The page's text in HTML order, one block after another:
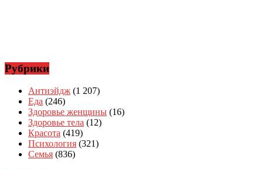
Рубрики
Антиэйдж (1 207)
Еда (246)
Здоровье женщины (16)
Здоровье тела (12)
Красота (419)
Психология (321)
Семья (836)